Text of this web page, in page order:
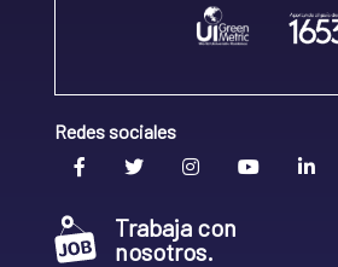
Redes sociales
Trabaja con
nosotros.